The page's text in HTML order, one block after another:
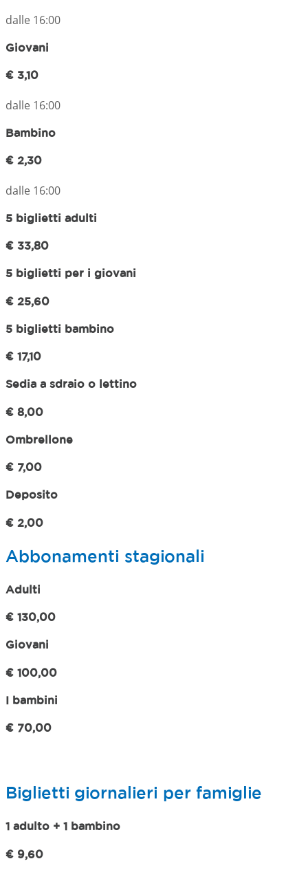
dalle 16:00
Giovani
€ 3,10
dalle 16:00
Bambino
€ 2,30
dalle 16:00
5 biglietti adulti
€ 33,80
5 biglietti per i giovani
€ 25,60
5 biglietti bambino
€ 17,10
Sedia a sdraio o lettino
€ 8,00
Ombrellone
€ 7,00
Deposito
€ 2,00
Abbonamenti stagionali
Adulti
€ 130,00
Giovani
€ 100,00
I bambini
€ 70,00
Biglietti giornalieri per famiglie
1 adulto + 1 bambino
€ 9,60